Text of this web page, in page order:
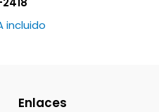
incluido
Enlaces